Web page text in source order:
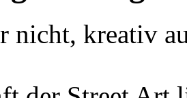
nicht, kreativ